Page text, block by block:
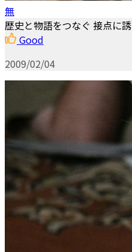
無
歴史と物語をつなぐ 接点に誘
Good
2009/02/04